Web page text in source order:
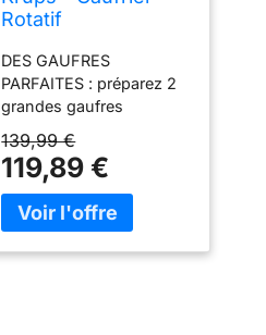
Rotatif
Gaufres Épaisses -
Noir
DES GAUFRES
PARFAITES : préparez 2
grandes gaufres
formées sur les 2 faces
CUISSON HOMOGENE :
le système de
verrouillage rotatif
139,99 €
119,89 €